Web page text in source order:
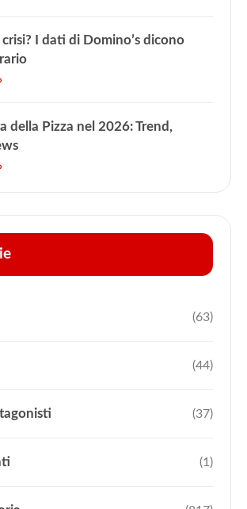
crisi? I dati di Domino’s dicono
della Pizza nel 2026: Trend,
(63)
(44)
(37)
(1)